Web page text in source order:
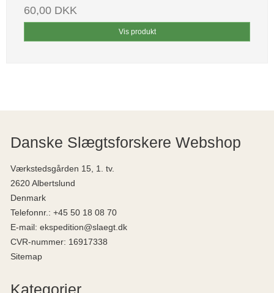
60,00 DKK
Vis produkt
Danske Slægtsforskere Webshop
Værkstedsgården 15, 1. tv.
2620 Albertslund
Denmark
Telefonnr.: +45 50 18 08 70
E-mail: ekspedition@slaegt.dk
CVR-nummer: 16917338
Sitemap
Kategorier